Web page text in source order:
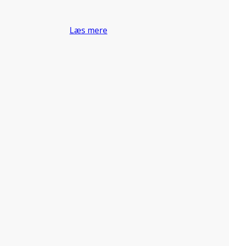
Læs mere